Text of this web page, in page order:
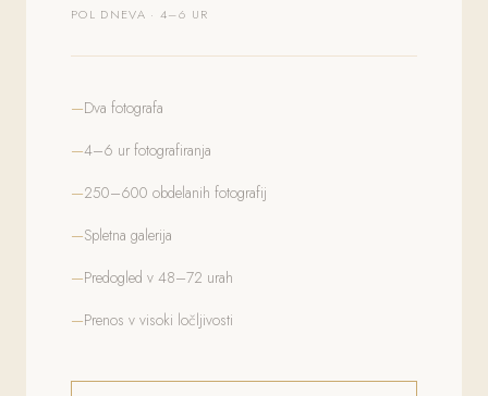
POL DNEVA · 4–6 UR
Dva fotografa
4–6 ur fotografiranja
250–600 obdelanih fotografij
Spletna galerija
Predogled v 48–72 urah
Prenos v visoki ločljivosti